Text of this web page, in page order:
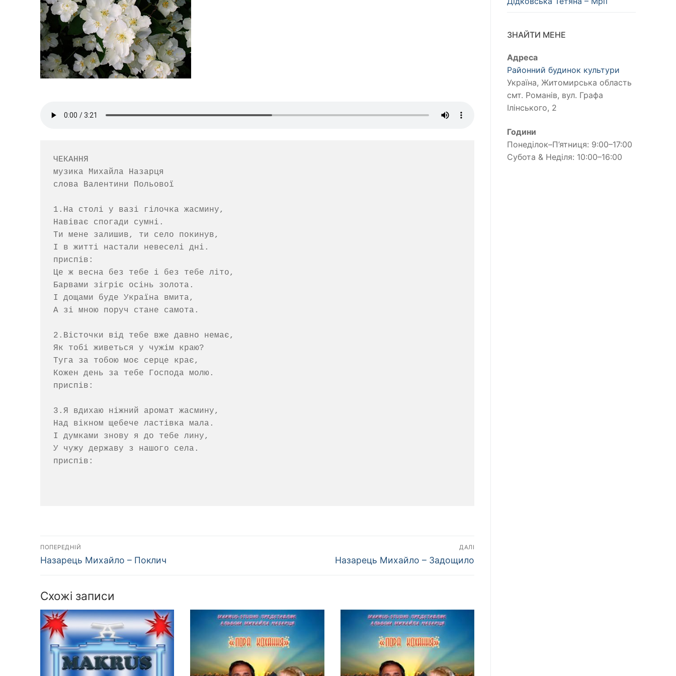
ЧЕКАННЯ
музика Михайла Назарця
слова Валентини Польової
1.На столі у вазі гілочка жасмину,
Навіває спогади сумні.
Ти мене залишив, ти село покинув,
І в житті настали невеселі дні.
приспів:
Це ж весна без тебе і без тебе літо,
Барвами зігріє осінь золота.
І дощами буде Україна вмита,
А зі мною поруч стане самота.
2.Вісточки від тебе вже давно немає,
Як тобі живеться у чужім краю?
Туга за тобою моє серце крає,
Кожен день за тебе Господа молю.
приспів:
3.Я вдихаю ніжний аромат жасмину,
Над вікном щебече ластівка мала.
І думками знову я до тебе лину,
У чужу державу з нашого села.
приспів:
Навігація
записів
ПОПЕРЕДНІЙ
Попередній
Назарець Михайло – Поклич
ДАЛІ
Наступний
Назарець Михайло – Задощило
Схожі записи
ЗНАЙТИ МЕНЕ
Адреса
Районний будинок культури
Україна, Житомирська область
смт. Романів, вул. Графа
Ілінського, 2
Години
Понеділок–П’ятниця: 9:00–17:00
Субота & Неділя: 10:00–16:00